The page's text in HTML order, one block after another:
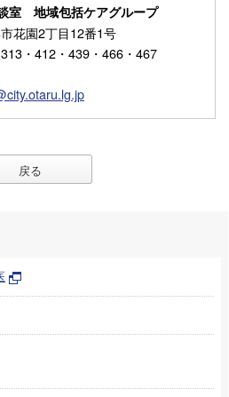
室 地域包括ケアグループ
花園2丁目12番1号
・412・439・466・467
戻る